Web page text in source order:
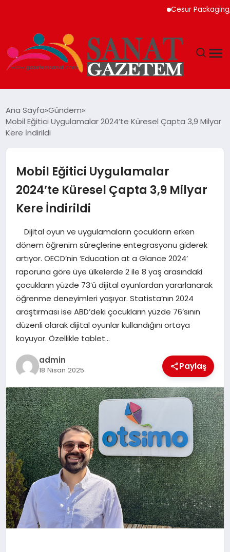
Cesur Packaging,
TEKNOLOJI
YAŞAM
EKONOMI
SAĞLIK
DÜNYA
EĞITIM
Ana Sayfa Gündem
Mobil Eğitici Uygulamalar 2024’te Küresel Çapta 3,9 Milyar
Kere İndirildi
Mobil Eğitici Uygulamalar
2024’te Küresel Çapta 3,9 Milyar
Kere İndirildi
Dijital oyun ve uygulamaların çocukların erken
dönem öğrenim süreçlerine entegrasyonu giderek
artıyor. OECD’nin ‘Education at a Glance 2024’
raporuna göre üye ülkelerde 2 ile 8 yaş arasındaki
çocukların yüzde 73’ü dijital oyunlardan yararlanarak
öğrenme deneyimleri yaşıyor. Statista’nın 2024
araştırması ise ABD’deki çocukların yüzde 76’sının
düzenli olarak dijital oyunlar kullandığını ortaya
koyuyor. Özellikle tablet…
admin
18 Nisan 2025 Paylaş